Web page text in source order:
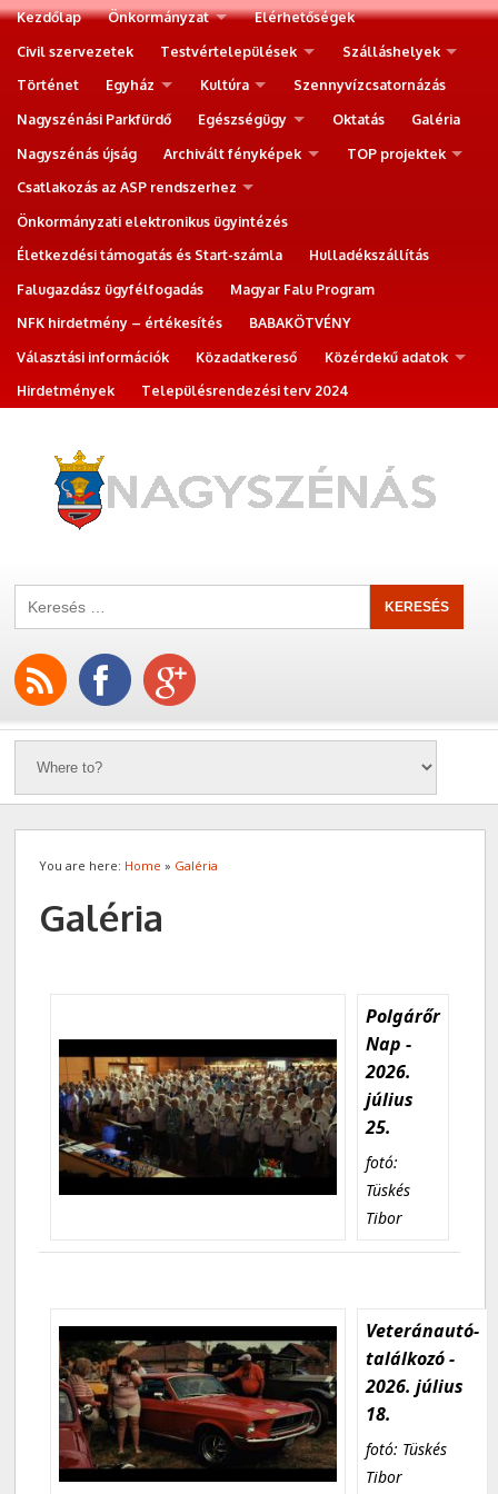
Kezdőlap Önkormányzat
Elérhetőségek
Civil szervezetek
Testvértelepülések
Szálláshelyek
Történet
Egyház Kultúra
Szennyvízcsatornázás
Nagyszénási Parkfürdő
Egészségügy Oktatás
Galéria
Nagyszénás újság
Archivált fényképek
TOP projektek
Csatlakozás az ASP rendszerhez
Önkormányzati elektronikus ügyintézés
Életkezdési támogatás és Start-számla
Hulladékszállítás
Falugazdász ügyfélfogadás
Magyar Falu Program
NFK hirdetmény – értékesítés
BABAKÖTVÉNY
Választási információk
Közadatkereső
Közérdekű adatok
Hirdetmények
Településrendezési terv 2024
You are here: Home » Galéria
Galéria
Polgárőr
Nap -
2026.
július
25.
fotó:
Tüskés
Tibor
Veteránautó-
találkozó -
2026. július
18.
fotó: Tüskés
Tibor